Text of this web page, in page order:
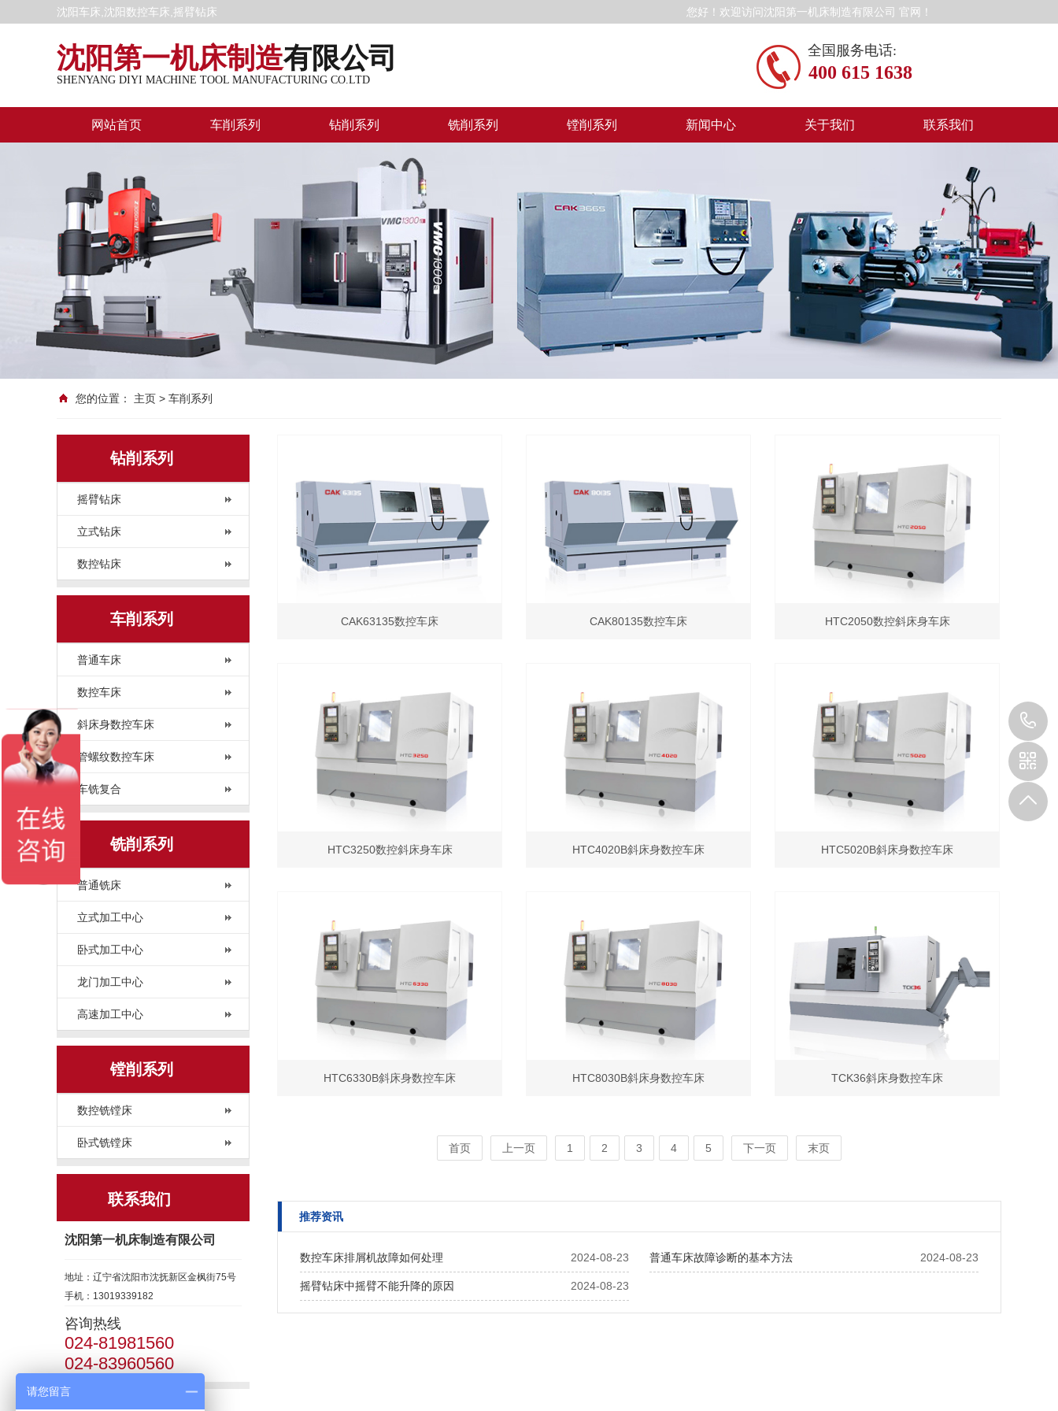
沈阳车床,沈阳数控车床,摇臂钻床 您好！欢迎访问沈阳第一机床制造有限公司 官网！
沈阳第一机床制造有限公司
SHENYANG DIYI MACHINE TOOL MANUFACTURING CO.LTD
全国服务电话:
400 615 1638
网站首页 车削系列 钻削系列 铣削系列 镗削系列 新闻中心 关于我们 联系我们
您的位置： 主页 > 车削系列
钻削系列
摇臂钻床
立式钻床
数控钻床
车削系列
普通车床
数控车床
斜床身数控车床
管螺纹数控车床
车铣复合
铣削系列
普通铣床
立式加工中心
卧式加工中心
龙门加工中心
高速加工中心
镗削系列
数控铣镗床
卧式铣镗床
联系我们
沈阳第一机床制造有限公司
地址：辽宁省沈阳市沈抚新区金枫街75号
手机：13019339182
咨询热线
024-81981560
024-83960560
CAK63135数控车床 CAK80135数控车床 HTC2050数控斜床身车床
HTC3250数控斜床身车床 HTC4020B斜床身数控车床 HTC5020B斜床身数控车床
HTC6330B斜床身数控车床 HTC8030B斜床身数控车床 TCK36斜床身数控车床
首页 上一页 1 2 3 4 5 下一页 末页
推荐资讯
2024-08-23
数控车床排屑机故障如何处理 2024-08-23
普通车床故障诊断的基本方法
2024-08-23
摇臂钻床中摇臂不能升降的原因
请您留言